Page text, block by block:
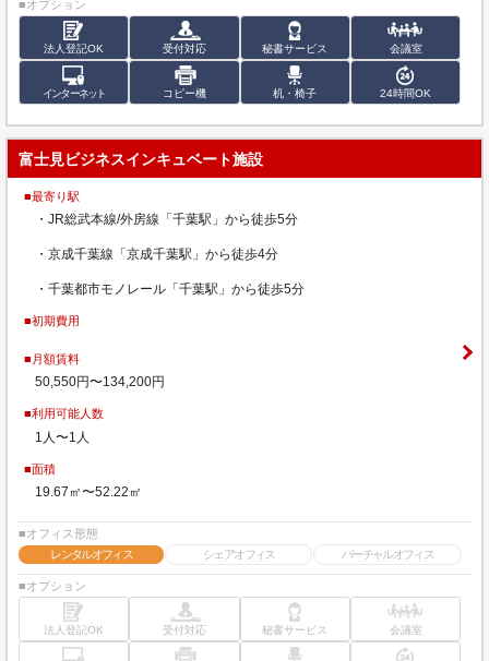
■オプション
法人登記OK 受付対応 秘書サービス 会議室
インターネット コピー機 机・椅子 24時間OK
富士見ビジネスインキュベート施設
■最寄り駅
・JR総武本線/外房線「千葉駅」から徒歩5分
・京成千葉線「京成千葉駅」から徒歩4分
・千葉都市モノレール「千葉駅」から徒歩5分
■初期費用
■月額賃料
50,550円〜134,200円
■利用可能人数
1人〜1人
■面積
19.67㎡〜52.22㎡
■オフィス形態
レンタルオフィス
シェアオフィス バーチャルオフィス
■オプション
法人登記OK 受付対応 秘書サービス 会議室